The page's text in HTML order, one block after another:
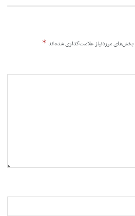
بخش‌های موردنیاز علامت‌گذاری شده‌اند *